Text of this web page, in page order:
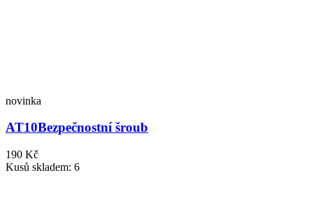
novinka
AT10Bezpečnostní šroub
190 Kč
Kusů skladem: 6